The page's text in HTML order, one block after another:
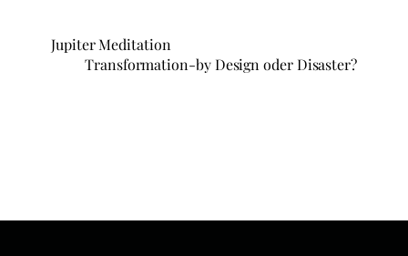
Jupiter Meditation
Transformation-by Design oder Disaster?